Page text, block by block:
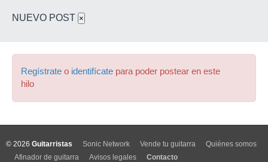
NUEVO POST ×
Regístrate o identifícate para poder postear en este
hilo
© 2026 Guitarristas Sonic Network Vende tu guitarra
Quiénes somos
Afinador de guitarra
Avisos legales Contacto